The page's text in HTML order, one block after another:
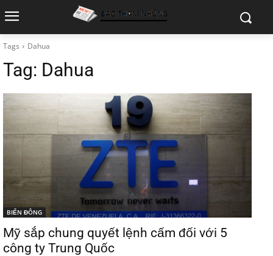
Tags Dahua
Tag: Dahua
BIỂN ĐÔNG
Mỹ sắp chung quyết lệnh cấm đối với 5
công ty Trung Quốc